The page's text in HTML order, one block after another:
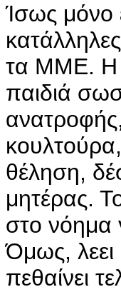
Ίσως
τα ΜΜΕ. Η
παιδιά
θέληση,
μητέρας.
στο νόημα
Όμως, λεει
πεθαίνει